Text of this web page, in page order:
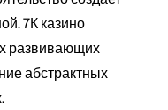
7К казино
развивающих
абстрактных